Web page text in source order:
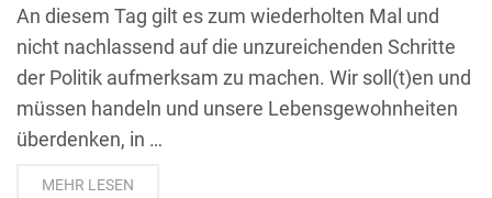
An diesem Tag gilt es zum wiederholten Mal und
nicht nachlassend auf die unzureichenden Schritte
der Politik aufmerksam zu machen. Wir soll(t)en und
müssen handeln und unsere Lebensgewohnheiten
überdenken, in …
MEHR LESEN